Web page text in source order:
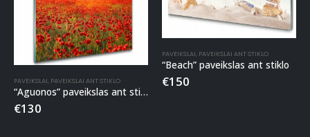
PAVEIKSLAI, PAVEIKSLAI ANT STIKLO
“Aguonos” paveikslas ant stiklo
€130
PAVEIKSLAI, PAVEIKSLAI ANT STIKLO
“Beach” paveikslas ant stiklo
€150